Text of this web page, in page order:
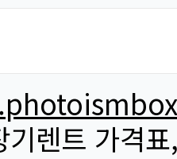
렌트 가격